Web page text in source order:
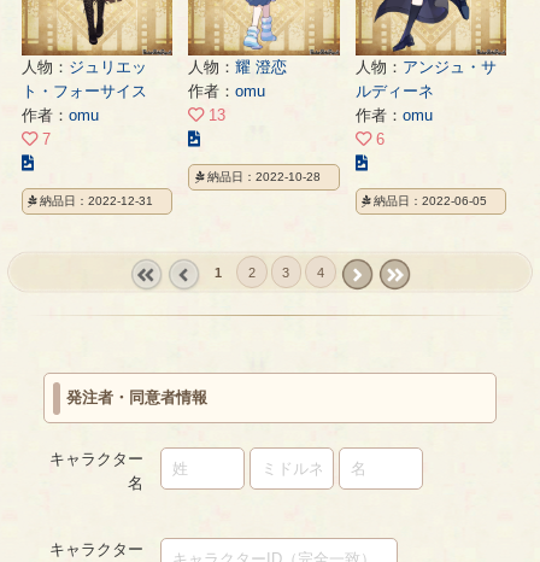
人物： ジュリエッ
ト・フォーサイス
作者： omu
7
の
イ
ジ
納品日：2022-12-31
人物：耀 澄恋
作者：omu
13
の
イ
の
納品日：2022-10-28
人物： アンジュ・サ
ルディーネ
作者： omu
6
の
イ
ス
ト
ジ
納品日：2022-06-05
1 2 3 4
発注者・同意者情報
キャラクター
名
キャラクター